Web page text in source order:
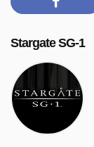
Stargate SG-1